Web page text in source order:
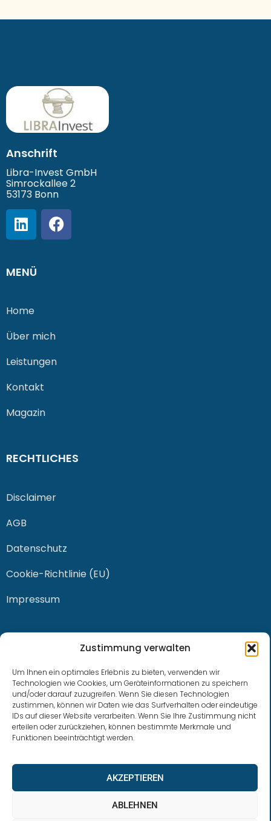
Zustimmung verwalten
Um Ihnen ein optimales Erlebnis zu bieten, verwenden wir
Technologien wie Cookies, um Geräteinformationen zu speichern
und/oder darauf zuzugreifen. Wenn Sie diesen Technologien
zustimmen, können wir Daten wie das Surfverhalten oder eindeutige
IDs auf dieser Website verarbeiten. Wenn Sie Ihre Zustimmung nicht
erteilen oder zurückziehen, können bestimmte Merkmale und
Funktionen beeinträchtigt werden.
AKZEPTIEREN
ABLEHNEN
Anschrift
Libra-Invest GmbH
Simrockallee 2
53173 Bonn
MENÜ
Home
Über mich
Leistungen
Kontakt
Magazin
RECHTLICHES
Disclaimer
AGB
Datenschutz
Cookie-Richtlinie (EU)
Impressum
0228 / 915 614 81
klaus.buhl@libra-invest.de